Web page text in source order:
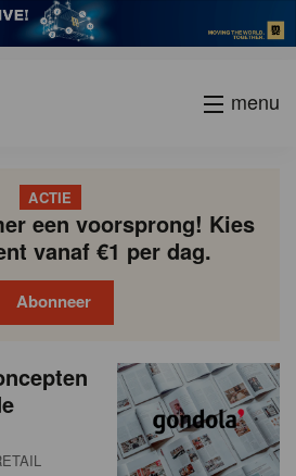
menu
ACTIE
een voorsprong! Kies
vanaf €1 per dag.
Abonneer